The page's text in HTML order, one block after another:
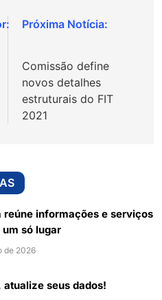
Comissão define
novos detalhes
estruturais do FIT
2021
reúne informações e serviços
só lugar
de 2026
atualize seus dados!